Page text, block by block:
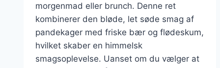
morgenmad eller brunch. Denne ret
kombinerer den bløde, let søde smag af
pandekager med friske bær og flødeskum,
hvilket skaber en himmelsk
smagsoplevelse. Uanset om du vælger at